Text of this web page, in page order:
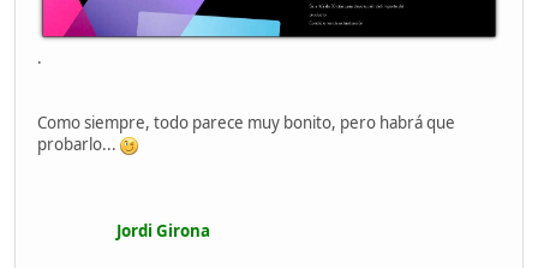
.
Como siempre, todo parece muy bonito, pero habrá que
probarlo...
Jordi Girona